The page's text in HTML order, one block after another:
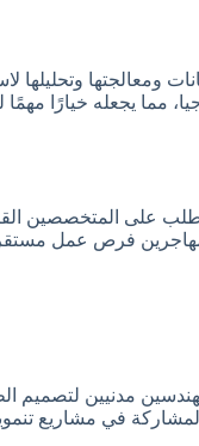
ومعالجتها وتحليلها
مما يجعله خيارًا مهمًا
الطلب على المتخصصين
فرص عمل
مهندسين مدنيين لتصميم
في مشاريع